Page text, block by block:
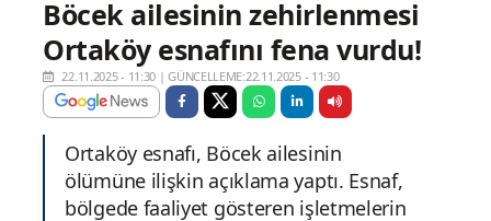
Böcek ailesinin zehirlenmesi
Ortaköy esnafını fena vurdu!
22.11.2025 - 11:30 |GÜNCELLEME:22.11.2025 - 11:30
Ortaköy esnafı, Böcek ailesinin
ölümüne ilişkin açıklama yaptı. Esnaf,
bölgede faaliyet gösteren işletmelerin